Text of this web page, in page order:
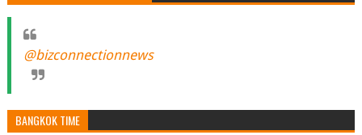
@bizconnectionnews
BANGKOK TIME